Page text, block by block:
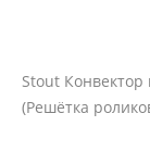
Stout
(Решётка